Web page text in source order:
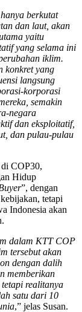
berkutat
dan laut, akan
yaitu
yang selama ini
iklim.
konkret yang
langsung
korporasi
semakin
negara
dan eksploitatif,
dan pulau-pulau
COP30,
Hidup
”, dengan
tetapi
Indonesia akan
dalam KTT COP
tersebut akan
dengan dalih
memberikan
realitanya
satu dari 10
,” jelas Susan.